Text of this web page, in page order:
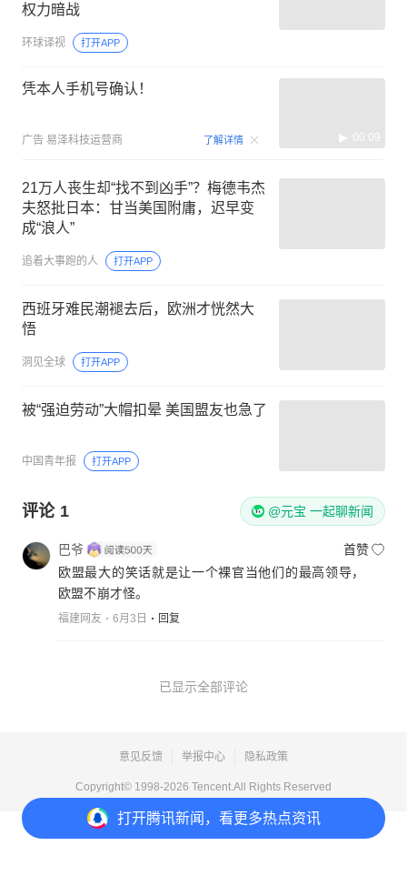
打开腾讯新闻，看更多热点资讯
权力暗战
环球译视 打开APP
凭本人手机号确认！
广告 易泽科技运营商 了解详情 00:09
21万人丧生却“找不到凶手”？梅德韦杰
夫怒批日本：甘当美国附庸，迟早变
成“浪人”
追着大事跑的人 打开APP
西班牙难民潮褪去后，欧洲才恍然大
悟
洞见全球 打开APP
被“强迫劳动”大帽扣晕 美国盟友也急了
中国青年报 打开APP
评论 1 @元宝 一起聊新闻
巴爷
首赞
欧盟最大的笑话就是让一个裸官当他们的最高领导，
欧盟不崩才怪。
福建网友 6月3日 回复
已显示全部评论
意见反馈 举报中心 隐私政策
Copyright© 1998-2026 Tencent.All Rights Reserved